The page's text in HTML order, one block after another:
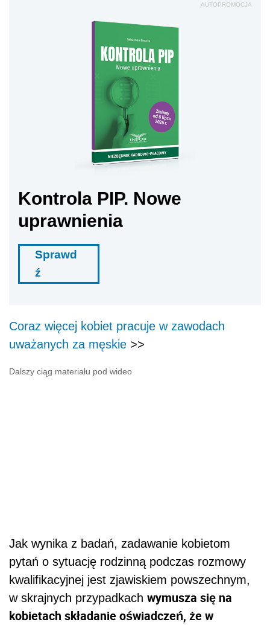
AUTOPROMOCJA
Kontrola PIP. Nowe
uprawnienia
Sprawd
ź
Coraz więcej kobiet pracuje w zawodach
uważanych za męskie >>
Dalszy ciąg materiału pod wideo
Jak wynika z badań, zadawanie kobietom
pytań o sytuację rodzinną podczas rozmowy
kwalifikacyjnej jest zjawiskiem powszechnym,
w skrajnych przypadkach wymusza się na
kobietach składanie oświadczeń, że w